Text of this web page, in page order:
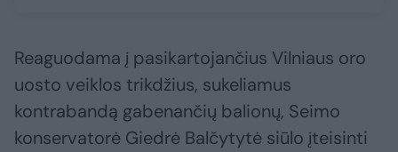
Reaguodama į pasikartojančius Vilniaus oro
uosto veiklos trikdžius, sukeliamus
kontrabandą gabenančių balionų, Seimo
konservatorė Giedrė Balčytytė siūlo įteisinti